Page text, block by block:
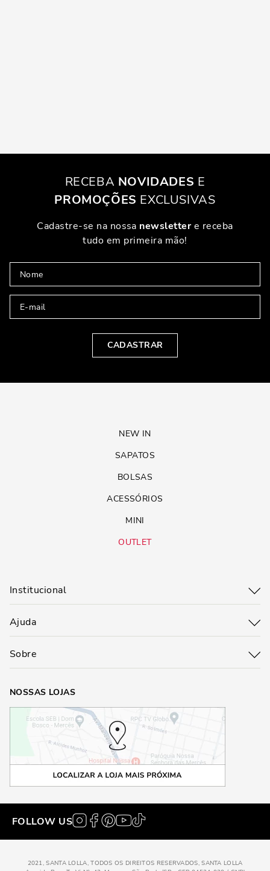
RECEBA NOVIDADES E
PROMOÇÕES EXCLUSIVAS
Cadastre-se na nossa newslettere receba
tudo em primeira mão!
CADASTRAR
NEW IN
SAPATOS
BOLSAS
ACESSÓRIOS
MINI
OUTLET
Institucional
Ajuda
Sobre
NOSSAS LOJAS
FOLLOW US
2021, SANTA LOLLA, TODOS OS DIREITOS RESERVADOS, SANTA LOLLA